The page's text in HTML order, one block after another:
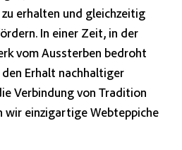
erhalten und gleichzeitig
In einer Zeit, in der
vom Aussterben bedroht
Erhalt nachhaltiger
Verbindung von Tradition
wir einzigartige Webteppiche